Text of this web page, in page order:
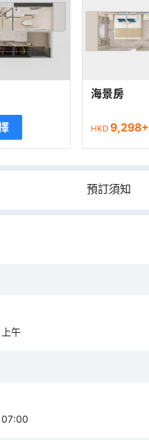
海景房
HKD 9,298+
預訂須知
上午
07:00